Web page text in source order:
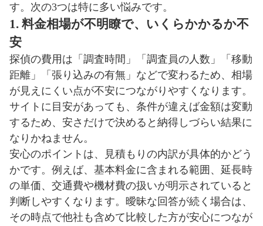
す。次の3つは特に多い悩みです。
1. 料金相場が不明瞭で、いくらかかるか不
安
探偵の費用は「調査時間」「調査員の人数」「移動
距離」「張り込みの有無」などで変わるため、相場
が見えにくい点が不安につながりやすくなります。
サイトに目安があっても、条件が違えば金額は変動
するため、安さだけで決めると納得しづらい結果に
なりかねません。
安心のポイントは、見積もりの内訳が具体的かどう
かです。例えば、基本料金に含まれる範囲、延長時
の単価、交通費や機材費の扱いが明示されていると
判断しやすくなります。曖昧な回答が続く場合は、
その時点で他社も含めて比較した方が安心につなが